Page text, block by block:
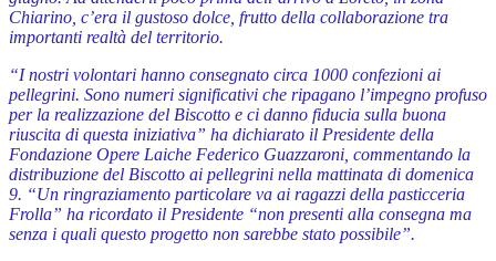
Chiarino, c’era il gustoso dolce, frutto della collaborazione tra
importanti realtà del territorio.
“I nostri volontari hanno consegnato circa 1000 confezioni ai
pellegrini. Sono numeri significativi che ripagano l’impegno profuso
per la realizzazione del Biscotto e ci danno fiducia sulla buona
riuscita di questa iniziativa” ha dichiarato il Presidente della
Fondazione Opere Laiche Federico Guazzaroni, commentando la
distribuzione del Biscotto ai pellegrini nella mattinata di domenica
9. “Un ringraziamento particolare va ai ragazzi della pasticceria
Frolla” ha ricordato il Presidente “non presenti alla consegna ma
senza i quali questo progetto non sarebbe stato possibile”.